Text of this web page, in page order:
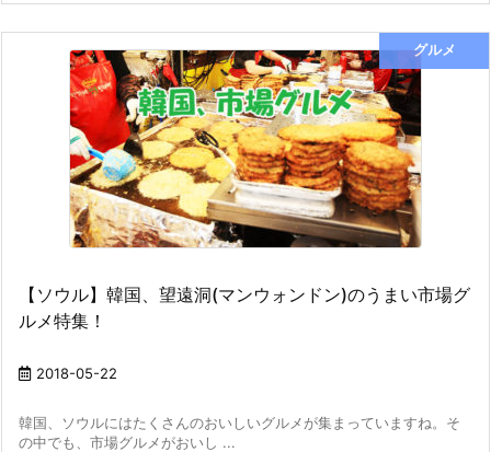
【ソウル】韓国、望遠洞(マンウォンドン)のうまい市場グ
ルメ特集！
2018-05-22
グルメ
韓国、ソウルにはたくさんのおいしいグルメが集まっていますね。そ
の中でも、市場グルメがおいし ...